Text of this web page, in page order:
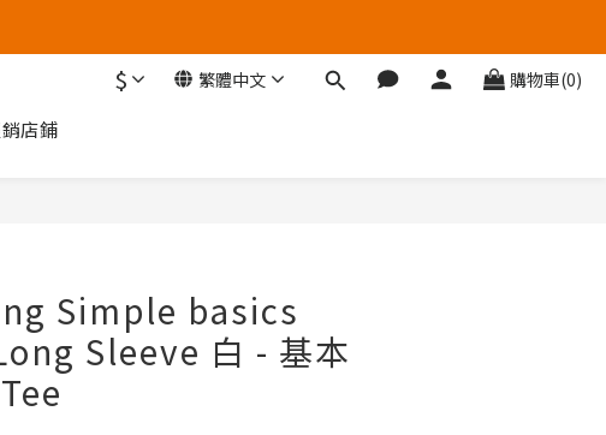
$ 繁體中文 購物車(0)
店鋪
Simple basics
Sleeve 白 - 基本